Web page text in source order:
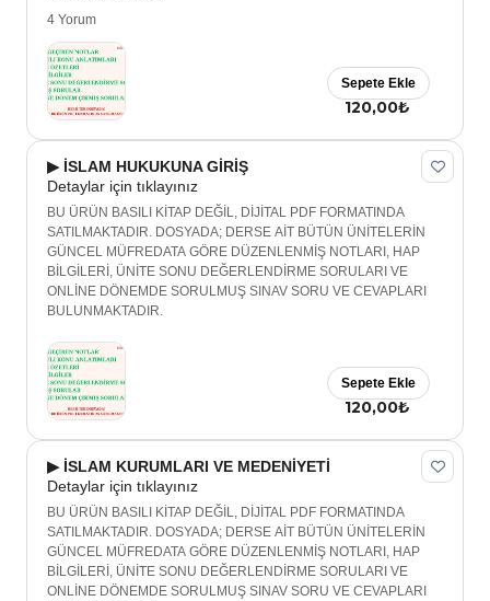
4 Yorum
120,00₺
Sepete Ekle
▶ İSLAM HUKUKUNA GİRİŞ
Detaylar için tıklayınız
BU ÜRÜN BASILI KİTAP DEĞİL, DİJİTAL PDF FORMATINDA
SATILMAKTADIR. DOSYADA; DERSE AİT BÜTÜN ÜNİTELERİN
GÜNCEL MÜFREDATA GÖRE DÜZENLENMİŞ NOTLARI, HAP
BİLGİLERİ, ÜNİTE SONU DEĞERLENDİRME SORULARI VE
ONLİNE DÖNEMDE SORULMUŞ SINAV SORU VE CEVAPLARI
BULUNMAKTADIR.
120,00₺
Sepete Ekle
▶ İSLAM KURUMLARI VE MEDENİYETİ
Detaylar için tıklayınız
BU ÜRÜN BASILI KİTAP DEĞİL, DİJİTAL PDF FORMATINDA
SATILMAKTADIR. DOSYADA; DERSE AİT BÜTÜN ÜNİTELERİN
GÜNCEL MÜFREDATA GÖRE DÜZENLENMİŞ NOTLARI, HAP
BİLGİLERİ, ÜNİTE SONU DEĞERLENDİRME SORULARI VE
ONLİNE DÖNEMDE SORULMUŞ SINAV SORU VE CEVAPLARI